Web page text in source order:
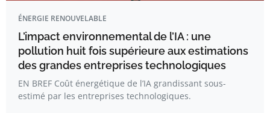
ÉNERGIE RENOUVELABLE
L’impact environnemental de l’IA : une
pollution huit fois supérieure aux estimations
des grandes entreprises technologiques
EN BREF Coût énergétique de l’IA grandissant sous-
estimé par les entreprises technologiques.